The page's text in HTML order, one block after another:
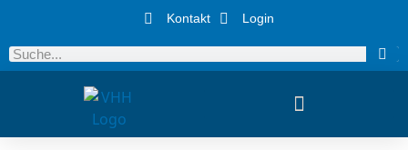
Kontakt Login